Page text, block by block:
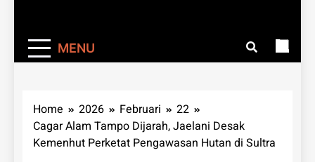
MENU
Home 2026 Februari
22
Cagar Alam Tampo Dijarah, Jaelani Desak
Kemenhut Perketat Pengawasan Hutan di Sultra